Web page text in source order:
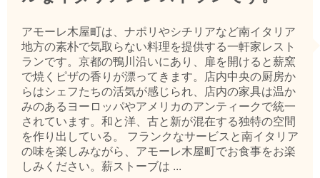
アモーレ木屋町は、ナポリやシチリアなど南イタリア
地方の素朴で気取らない料理を提供する一軒家レスト
ランです。京都の鴨川沿いにあり、扉を開けると薪窯
で焼くピザの香りが漂ってきます。店内中央の厨房か
らはシェフたちの活気が感じられ、店内の家具は温か
みのあるヨーロッパやアメリカのアンティークで統一
されています。和と洋、古と新が混在する独特の空間
を作り出している。 フランクなサービスと南イタリア
の味を楽しみながら、アモーレ木屋町でお食事をお楽
しみください。薪ストーブは ...